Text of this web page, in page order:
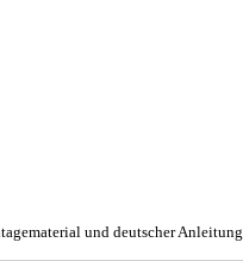
und deutscher Anleitung